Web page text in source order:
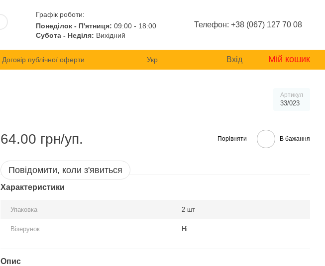
Графік роботи:
Понеділок - П'ятниця: 09:00 - 18:00
Субота - Неділя: Вихідний
Телефон: +38 (067) 127 70 08
Договір публічної оферти
Укр Вхід Мій кошик
Артикул
33/023
64.00 грн/уп. Порівняти В бажання
Повідомити, коли з'явиться
Характеристики
Упаковка 2 шт
Візерунок Ні
Опис